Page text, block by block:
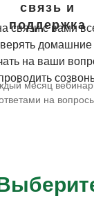
связи с вами
домашние
на ваши
связь и
поддержка
месяц
на